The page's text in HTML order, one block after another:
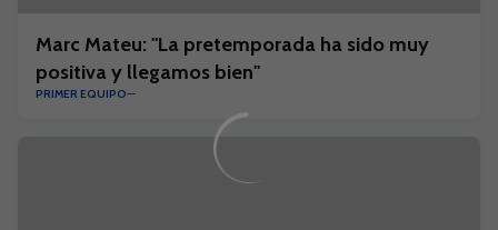
Marc Mateu: "La pretemporada ha sido muy
positiva y llegamos bien"
PRIMER EQUIPO